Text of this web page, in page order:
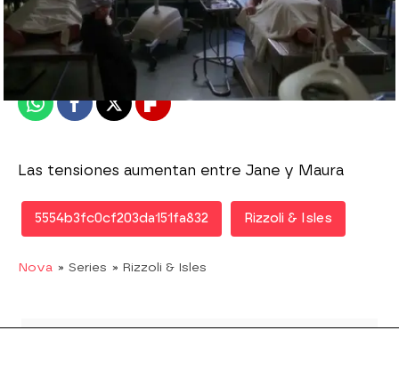
Nova
Publicado: 17 de febrero de 2016, 16:52
WhatsappFacebook
X Flipboard
Las tensiones aumentan entre Jane y Maura
5554b3fc0cf203da151fa832 Rizzoli & Isles
Nova » Series » Rizzoli & Isles